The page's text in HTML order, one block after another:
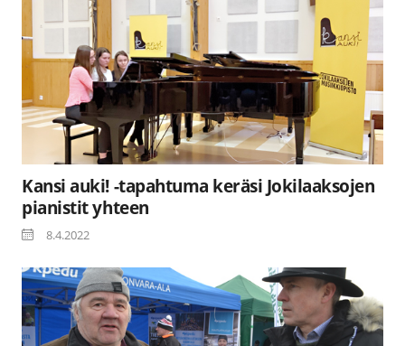
Kansi auki! -tapahtuma keräsi Jokilaaksojen
pianistit yhteen
8.4.2022